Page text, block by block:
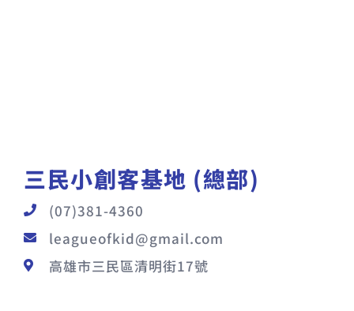
三民小創客基地 (總部)
(07)381-4360
leagueofkid@gmail.com
高雄市三民區清明街17號